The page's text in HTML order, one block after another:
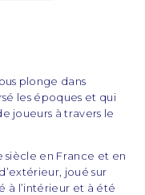
plonge dans
les époques et qui
joueurs à travers le
siècle en France et en
joué sur
à l’intérieur et à été